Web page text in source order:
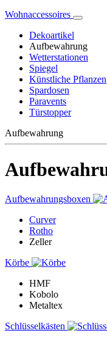
Wohnaccessoires
Dekoartikel
Aufbewahrung
Wetterstationen
Spiegel
Künstliche Pflanzen
Spardosen
Paravents
Türstopper
Aufbewahrung
Aufbewahrungsboxen
Curver
Rotho
Zeller
Körbe
HMF
Kobolo
Metaltex
Schlüsselkästen